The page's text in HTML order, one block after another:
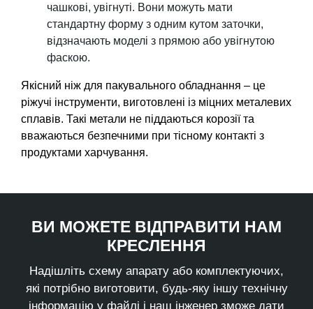
чашкові, увігнуті. Вони можуть мати
стандартну форму з одним кутом заточки,
відзначають моделі з прямою або увігнутою
фаскою.
Якісний ніж для пакувального обладнання – це
ріжучі інструменти, виготовлені із міцних металевих
сплавів. Такі метали не піддаються корозії та
вважаються безпечними при тісному контакті з
продуктами харчування.
ВИ МОЖЕТЕ ВІДПРАВИТИ НАМ
КРЕСЛЕННЯ
Надішліть схему апарату або комплектуючих,
які потрібно виготовити, будь-яку іншу технічну
інформацію у файлі і наш інженер зможе дати